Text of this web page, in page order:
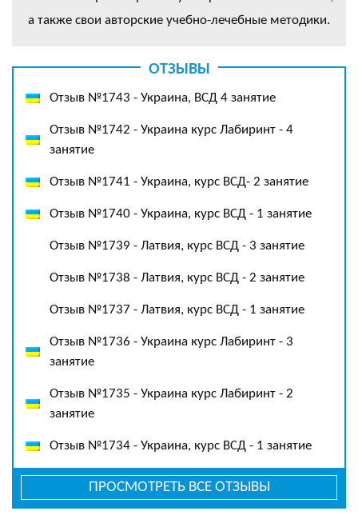
а также свои авторские учебно-лечебные методики.
ОТЗЫВЫ
Отзыв №1743 - Украина, ВСД 4 занятие
Отзыв №1742 - Украина курс Лабиринт - 4
занятие
Отзыв №1741 - Украина, курс ВСД- 2 занятие
Отзыв №1740 - Украина, курс ВСД - 1 занятие
Отзыв №1739 - Латвия, курс ВСД - 3 занятие
Отзыв №1738 - Латвия, курс ВСД - 2 занятие
Отзыв №1737 - Латвия, курс ВСД - 1 занятие
Отзыв №1736 - Украина курс Лабиринт - 3
занятие
Отзыв №1735 - Украина курс Лабиринт - 2
занятие
Отзыв №1734 - Украина, курс ВСД - 1 занятие
ПРОСМОТРЕТЬ ВСЕ ОТЗЫВЫ